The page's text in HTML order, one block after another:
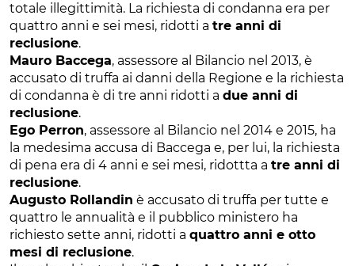
totale illegittimità. La richiesta di condanna era per
quattro anni e sei mesi, ridotti a tre anni di
reclusione.
Mauro Baccega, assessore al Bilancio nel 2013, è
accusato di truffa ai danni della Regione e la richiesta
di condanna è di tre anni ridotti a due anni di
reclusione.
Ego Perron, assessore al Bilancio nel 2014 e 2015, ha
la medesima accusa di Baccega e, per lui, la richiesta
di pena era di 4 anni e sei mesi, ridottta a tre anni di
reclusione.
Augusto Rollandin è accusato di truffa per tutte e
quattro le annualità e il pubblico ministero ha
richiesto sette anni, ridotti a quattro anni e otto
mesi di reclusione.